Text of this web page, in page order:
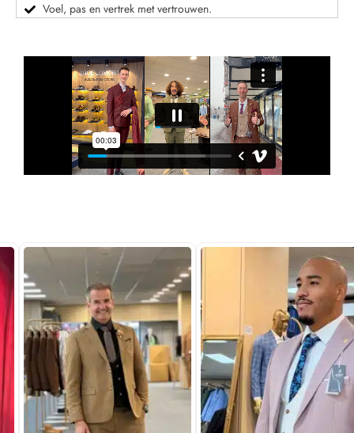
Voel, pas en vertrek met vertrouwen.